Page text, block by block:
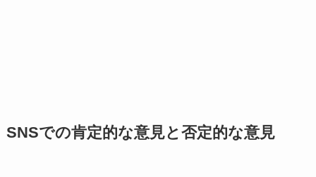
SNSでの肯定的な意見と否定的な意見